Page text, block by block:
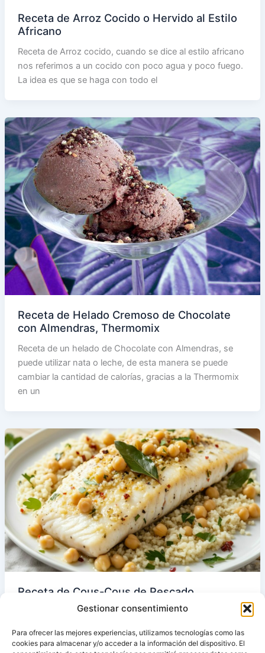
Gestionar consentimiento
Para ofrecer las mejores experiencias, utilizamos tecnologías como las
cookies para almacenar y/o acceder a la información del dispositivo. El
Receta de Arroz Cocido o Hervido al Estilo
Africano
Receta de Arroz cocido, cuando se dice al estilo africano
nos referimos a un cocido con poco agua y poco fuego.
La idea es que se haga con todo el
Receta de Helado Cremoso de Chocolate
con Almendras, Thermomix
Receta de un helado de Chocolate con Almendras, se
puede utilizar nata o leche, de esta manera se puede
cambiar la cantidad de calorías, gracias a la Thermomix
en un
Receta de Cous-Cous de Pescado
nuestra Thermomix: el vaso para hacer la salsa; el cestillo